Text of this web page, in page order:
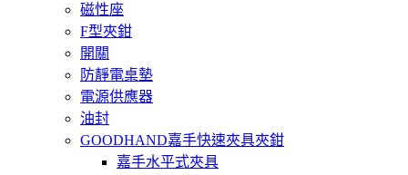
磁性座
F型夾鉗
開關
防靜電桌墊
電源供應器
油封
GOODHAND嘉手快速夾具夾鉗
嘉手水平式夾具